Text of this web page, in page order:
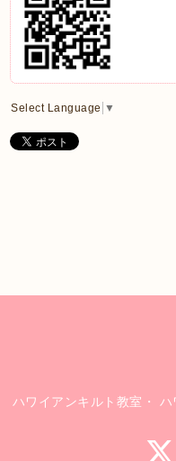
Select Language ▼
ハワイアンキルト教室・